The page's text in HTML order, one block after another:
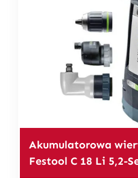
Akumulatorowa
Festool C 18 Li 5,2-